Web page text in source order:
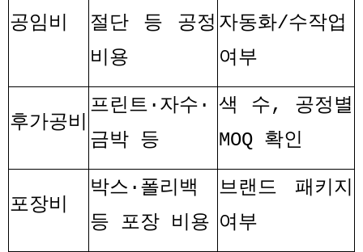
공임비
절단 등 공정
비용
자동화/수작업
여부
후가공비
프린트 · 자수 ·
금박 등
색 수, 공정별
MOQ 확인
포장비
박스 · 폴리백
등 포장 비용
브랜드 패키지
여부